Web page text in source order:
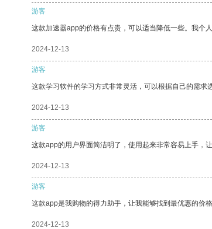
游客
这款加速器app的价格有点贵，可以适当降低一些。我个
2024-12-13
游客
这款学习软件的学习方式非常灵活，可以根据自己的需求
2024-12-13
游客
这款app的用户界面简洁明了，使用起来非常容易上手，
2024-12-13
游客
这款app是我购物的得力助手，让我能够找到最优惠的价
2024-12-13